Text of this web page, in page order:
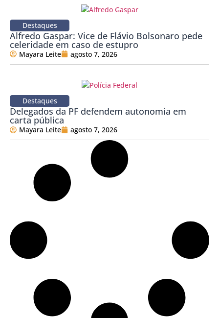
Destaques
Alfredo Gaspar: Vice de Flávio Bolsonaro pede
celeridade em caso de estupro
Mayara Leite agosto 7, 2026
Destaques
Delegados da PF defendem autonomia em
carta pública
Mayara Leite agosto 7, 2026